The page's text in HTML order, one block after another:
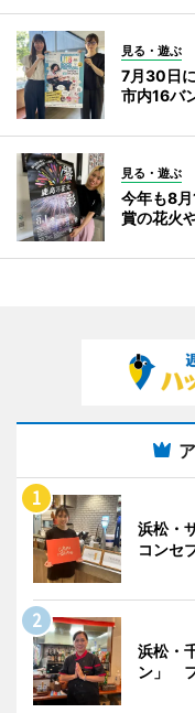
見る・遊ぶ
7月30日
市内16バ
見る・遊ぶ
今年も8
賞の花火
浜松・
コンセ
浜松・
ン」